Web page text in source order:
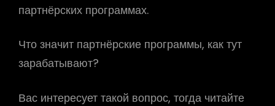
партнёрских программах.
Что значит партнёрские программы, как тут
зарабатывают?
Вас интересует такой вопрос, тогда читайте